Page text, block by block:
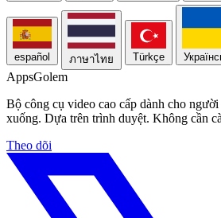
español ภาษาไทย Türkçe
AppsGolem
Bộ công cụ video cao cấp dành cho
xuống. Dựa trên trình duyệt. Không cần
Theo dõi